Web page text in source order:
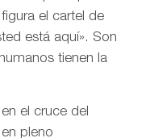
el cartel de
está aquí». Son
tienen la
el cruce del
pleno